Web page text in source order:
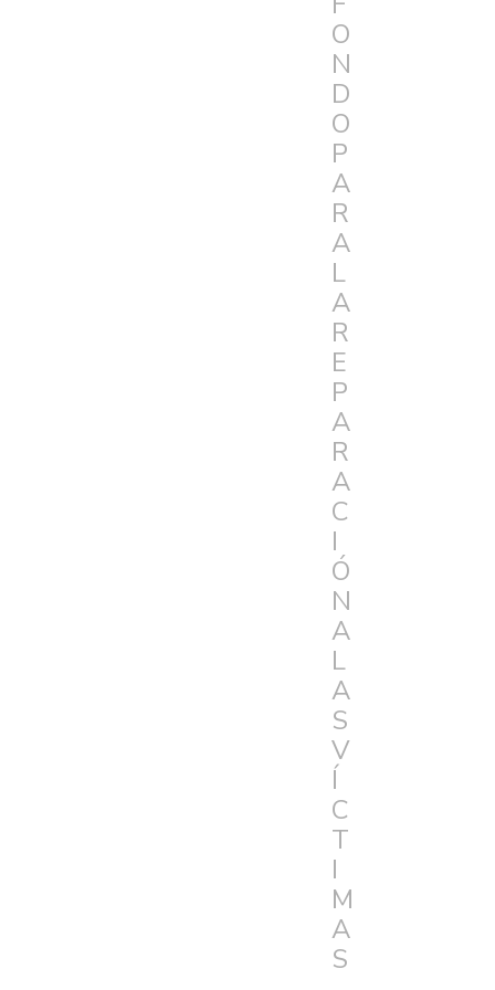
O
N
D
O
P
A
R
A
L
A
R
E
P
A
R
A
C
I
Ó
N
A
L
A
S
V
Í
C
T
I
M
A
S